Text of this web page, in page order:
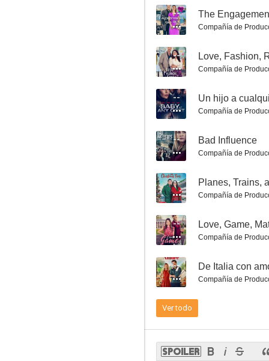
Animadora secreta
5.0
Unidas por la venganza
5.0
Una pequeña mentira
-- The
Compañía de
-- Love, Fashion,
Compañía de
-- Un hijo a
Compañía de
-- Bad Influence
Compañía de
--
Compañía de
-- Love, Game,
Compañía de
-- De Italia con
Compañía de
Ver todo